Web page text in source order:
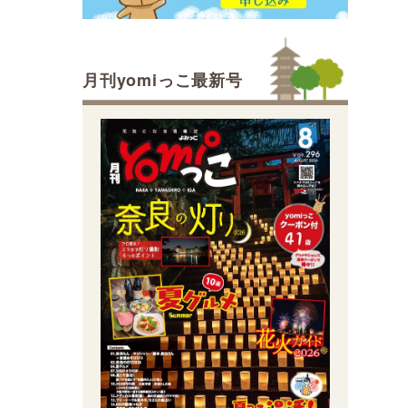
月刊yomiっこ最新号